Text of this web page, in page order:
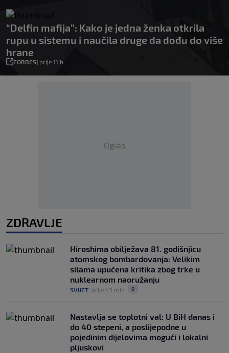
“Delfin mafija”: Kako je jedna ženka otkrila
rupu u sistemu i naučila druge da dođu do više
hrane
FORBES| prije 11 h
Oglas
ZDRAVLJE
Hiroshima obilježava 81. godišnjicu
atomskog bombardovanja: Velikim
silama upućena kritika zbog trke u
nuklearnom naoružanju
SVIJET prije 43 min 0
Nastavlja se toplotni val: U BiH danas i
do 40 stepeni, a poslijepodne u
pojedinim dijelovima mogući i lokalni
pljuskovi